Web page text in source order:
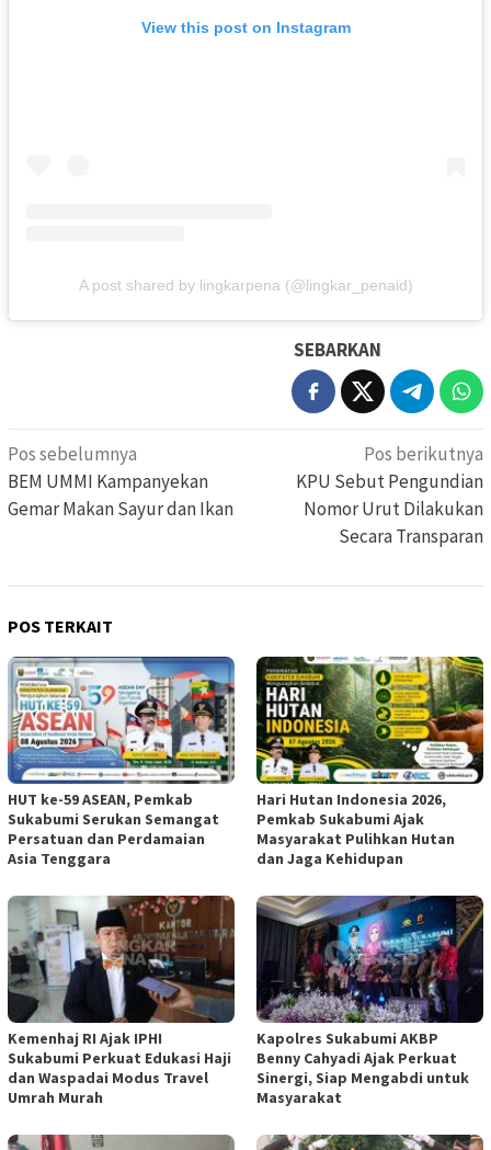
View this post on Instagram
A post shared by lingkarpena (@lingkar_penaid)
SEBARKAN
Navigasi
pos
Pos sebelumnya
BEM UMMI Kampanyekan
Gemar Makan Sayur dan Ikan
Pos berikutnya
KPU Sebut Pengundian
Nomor Urut Dilakukan
Secara Transparan
POS TERKAIT
HUT ke-59 ASEAN, Pemkab
Sukabumi Serukan Semangat
Persatuan dan Perdamaian
Asia Tenggara
Hari Hutan Indonesia 2026,
Pemkab Sukabumi Ajak
Masyarakat Pulihkan Hutan
dan Jaga Kehidupan
Kemenhaj RI Ajak IPHI
Sukabumi Perkuat Edukasi Haji
dan Waspadai Modus Travel
Umrah Murah
Kapolres Sukabumi AKBP
Benny Cahyadi Ajak Perkuat
Sinergi, Siap Mengabdi untuk
Masyarakat